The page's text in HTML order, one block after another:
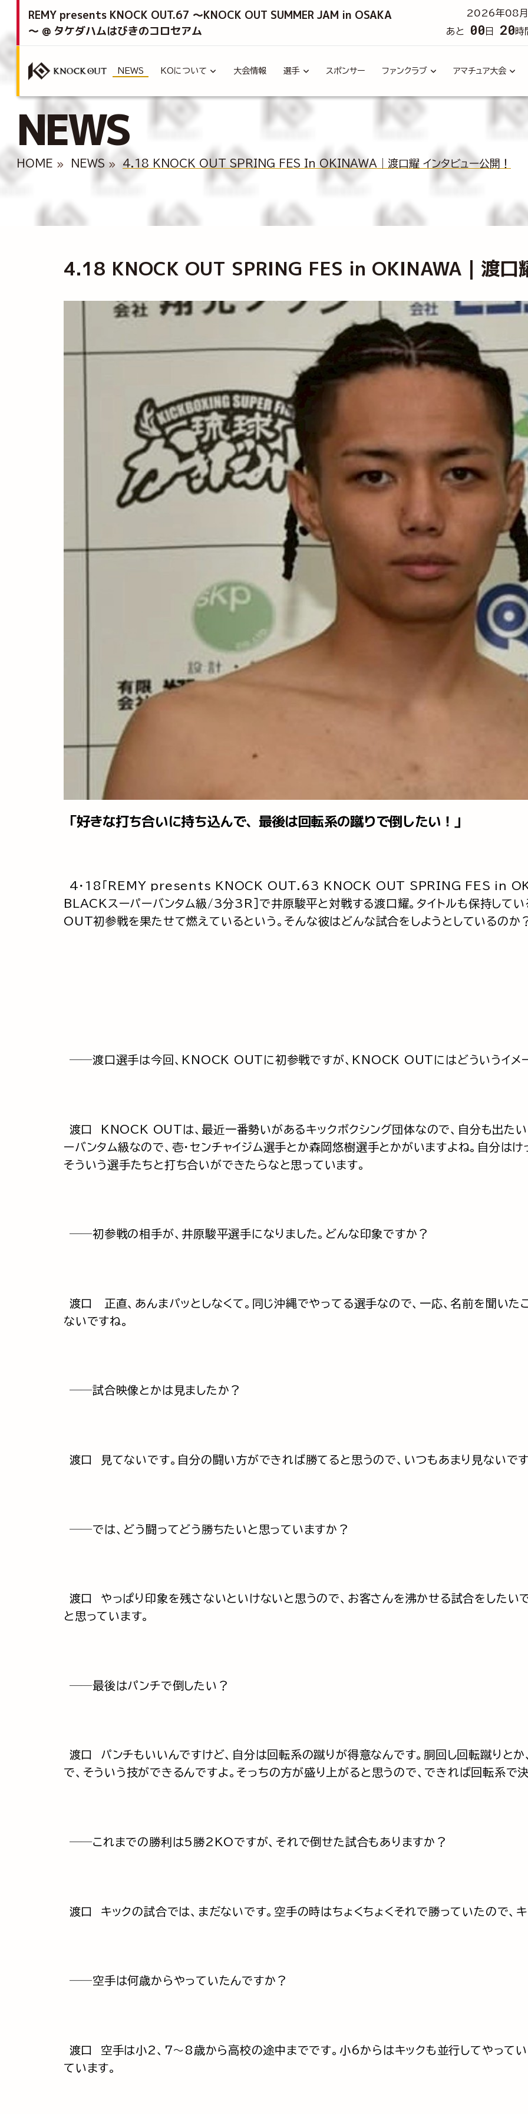
REMY presents KNOCK OUT.67 ～KNOCK OUT SUMMER JAM in OSAKA
～ @ タケダハムはびきのコロセアム
2026年08月
あと
00 日 20時
NEWS KOについて 大会情報 選手 スポンサー ファンクラブ アマチュア大会
NEWS
HOME NEWS 4.18 KNOCK OUT SPRING FES In OKINAWA｜渡口耀 インタビュー公開！
4.18 KNOCK OUT SPRING FES in OKINAWA｜渡口
「好きな打ち合いに持ち込んで、最後は回転系の蹴りで倒したい！」
4・18「REMY presents KNOCK OUT.63 KNOCK OUT SPRING FES in
BLACKスーパーバンタム級/3分3R］で井原駿平と対戦する渡口耀。タイトルも保持して
OUT初参戦を果たせて燃えているという。そんな彼はどんな試合をしようとしているのか
──渡口選手は今回、KNOCK OUTに初参戦ですが、KNOCK OUTにはどういうイメ
渡口 KNOCK OUTは、最近一番勢いがあるキックボクシング団体なので、自分も出たい
ーバンタム級なので、壱・センチャイジム選手とか森岡悠樹選手とかがいますよね。自分は
そういう選手たちと打ち合いができたらなと思っています。
──初参戦の相手が、井原駿平選手になりました。どんな印象ですか？
渡口 正直、あんまパッとしなくて。同じ沖縄でやってる選手なので、一応、名前を聞いた
ないですね。
──試合映像とかは見ましたか？
渡口 見てないです。自分の闘い方ができれば勝てると思うので、いつもあまり見ないです
──では、どう闘ってどう勝ちたいと思っていますか？
渡口 やっぱり印象を残さないといけないと思うので、お客さんを沸かせる試合をしたい
と思っています。
──最後はパンチで倒したい？
渡口 パンチもいいんですけど、自分は回転系の蹴りが得意なんです。胴回し回転蹴りと
で、そういう技ができるんですよ。そっちの方が盛り上がると思うので、できれば回転系で
──これまでの勝利は5勝2KOですが、それで倒せた試合もありますか？
渡口 キックの試合では、まだないです。空手の時はちょくちょくそれで勝っていたので、
──空手は何歳からやっていたんですか？
渡口 空手は小2、7～8歳から高校の途中までです。小6からはキックも並行してやってい
ています。